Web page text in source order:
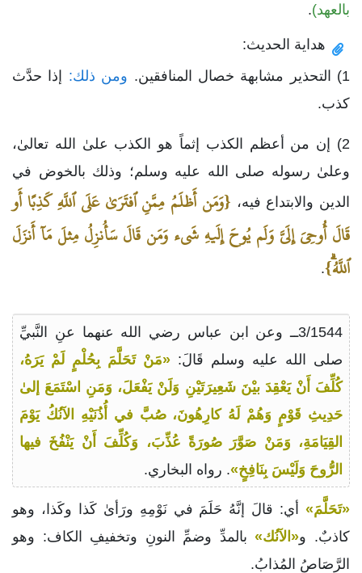
بالعهد).
هداية الحديث:
1) التحذير مشابهة خصال المنافقين.
ومن ذلك: إذا حدَّث
كذب.
2) إن من أعظم الكذب إثماً هو الكذب علىٰ الله تعالىٰ،
وعلىٰ رسوله صلى الله عليه وسلم؛ وذلك بالخوض في
الدين والابتداع فيه، {وَمَن أَظلَمُ مِمَّنِ ٱفتَرَىٰ عَلَى ٱللَّهِ كَذِبًا أَو
قَالَ أُوحِيَ إِلَيَّ وَلَم يُوحَ إِلَيهِ شَيء وَمَن قَالَ سَأُنزِلُ مِثلَ مَآ أَنزَلَ
ٱللَّهُۗ}.
3/1544ــ وعن ابن عباس رضي الله عنهما عنِ النَّبيِّ
صلى الله عليه وسلم قَالَ: «مَنْ تَحَلَّمَ بِحُلْمٍ لَمْ يَرَهُ،
كُلِّفَ أَنْ يَعْقِدَ بيْنَ شَعِيرَتَيْنِ وَلَنْ يَفْعَلَ، وَمَنِ اسْتَمَعَ إلىٰ
حَدِيثِ قَوْمٍ وَهُمْ لَهُ كارِهُونَ، صُبَّ في أُذُنَيْهِ الآنُكُ يَوْمَ
القِيَامَةِ، وَمَنْ صَوَّرَ صُورَةً عُذِّبَ، وَكُلِّفَ أَنْ يَنْفُخَ فيها
الرُّوحَ وَلَيْسَ بِنَافِخٍ». رواه البخاري.
«تَحَلَّمَ» أي: قالَ إنَّهُ حَلَمَ في نَوْمِهِ ورَأىٰ كَذا وكَذا، وهو
كاذبٌ. و«الآنُك»بالمدِّ وضمِّ النونِ وتخفيفِ الكاف: وهو
الرَّصَاصُ المُذابُ.